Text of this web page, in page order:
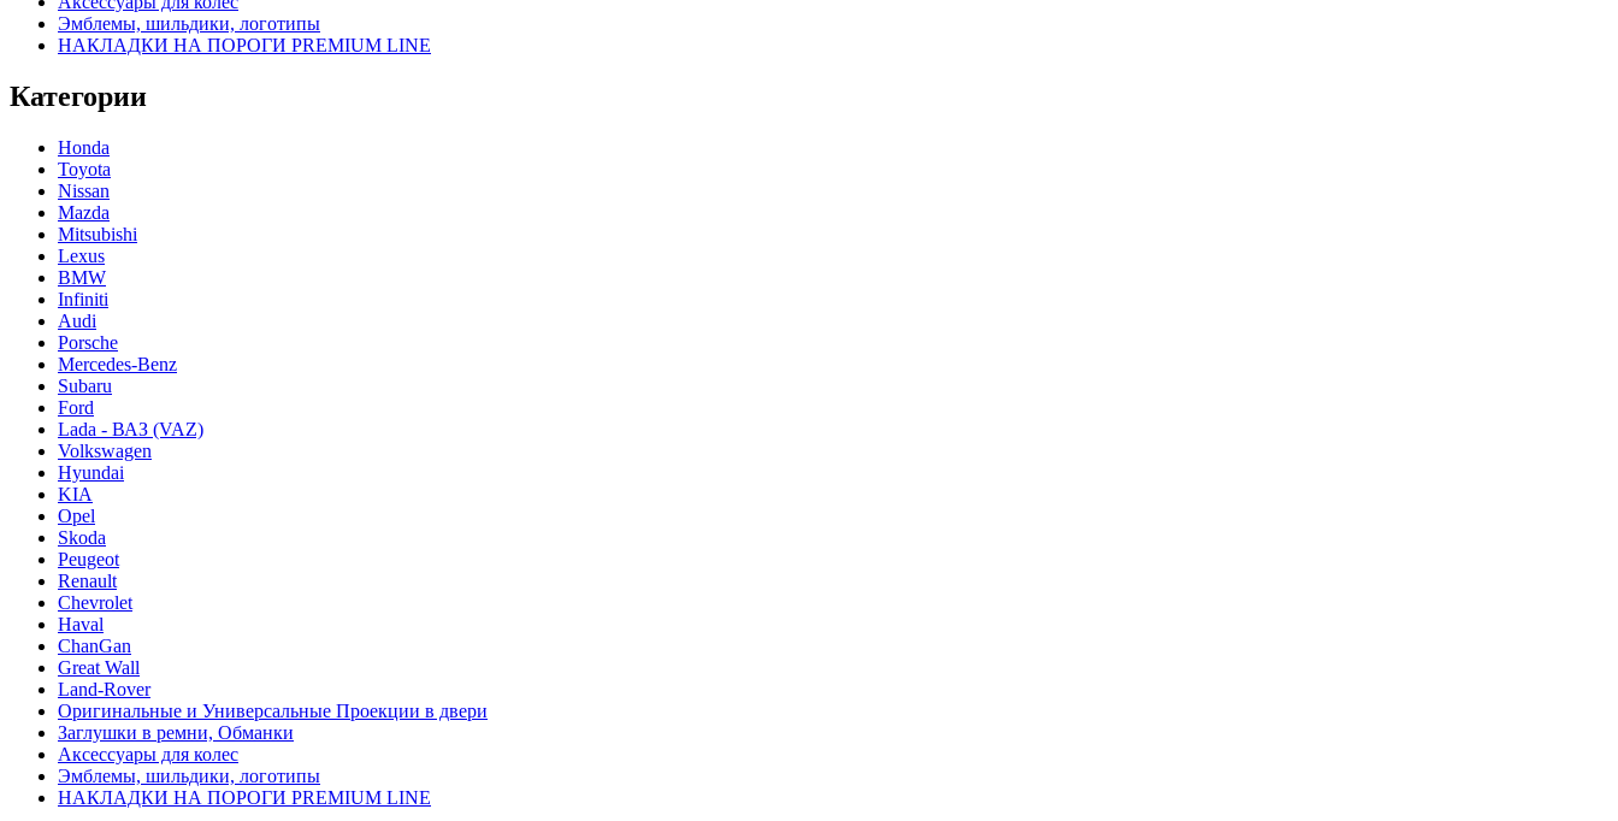
Эмблемы, шильдики, логотипы
НАКЛАДКИ НА ПОРОГИ PREMIUM LINE
Категории
Honda
Toyota
Nissan
Mazda
Mitsubishi
Lexus
BMW
Infiniti
Audi
Porsche
Mercedes-Benz
Subaru
Ford
Lada - ВАЗ (VAZ)
Volkswagen
Hyundai
KIA
Opel
Skoda
Peugeot
Renault
Chevrolet
Haval
ChanGan
Great Wall
Land-Rover
Оригинальные и Универсальные Проекции в двери
Заглушки в ремни, Обманки
Аксессуары для колес
Эмблемы, шильдики, логотипы
НАКЛАДКИ НА ПОРОГИ PREMIUM LINE